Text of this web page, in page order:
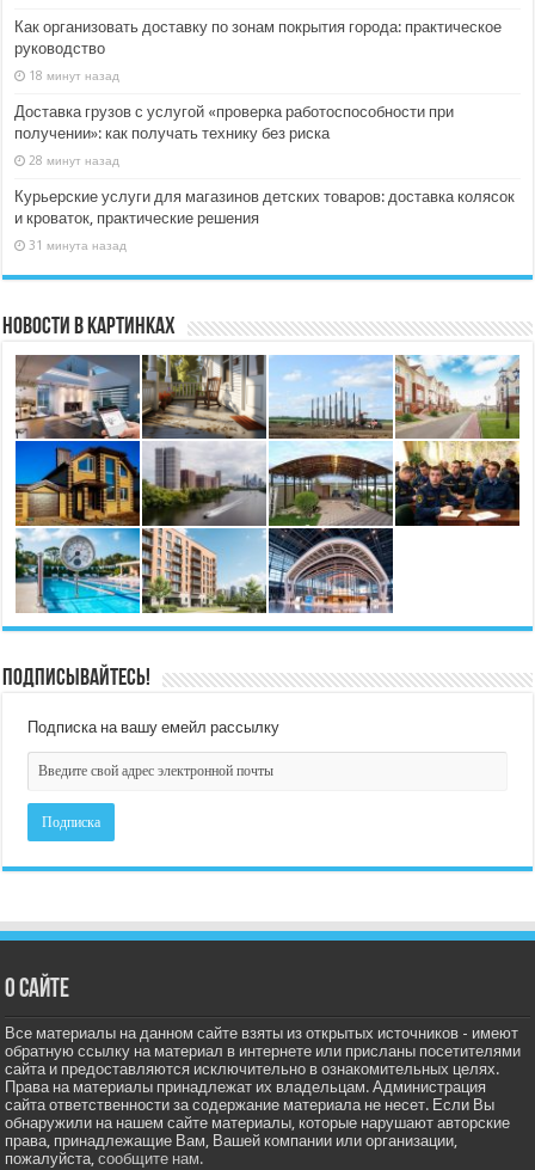
Как организовать доставку по зонам покрытия города: практическое
руководство
18 минут назад
Доставка грузов с услугой «проверка работоспособности при
получении»: как получать технику без риска
28 минут назад
Курьерские услуги для магазинов детских товаров: доставка колясок
и кроваток, практические решения
31 минута назад
Новости в картинках
Подписывайтесь!
Подписка на вашу емейл рассылку
О сайте
Все материалы на данном сайте взяты из открытых источников - имеют
обратную ссылку на материал в интернете или присланы посетителями
сайта и предоставляются исключительно в ознакомительных целях.
Права на материалы принадлежат их владельцам. Администрация
сайта ответственности за содержание материала не несет. Если Вы
обнаружили на нашем сайте материалы, которые нарушают авторские
права, принадлежащие Вам, Вашей компании или организации,
пожалуйста,сообщите нам.